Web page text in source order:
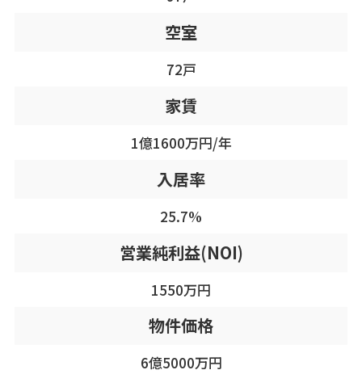
空室
72戸
家賃
1億1600万円/年
入居率
25.7%
営業純利益(NOI)
1550万円
物件価格
6億5000万円